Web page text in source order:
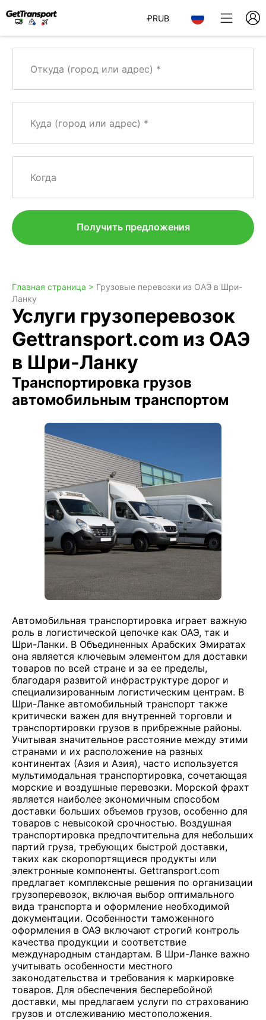
₽RUB
Откуда (город или адрес)
Куда (город или адрес)
Когда
Получить предложения
Главная страница > Грузовые перевозки из ОАЭ в Шри-
Ланку
Услуги грузоперевозок
Gettransport.com из ОАЭ
в Шри-Ланку
Транспортировка грузов
автомобильным транспортом
Автомобильная транспортировка играет важную
роль в логистической цепочке как ОАЭ, так и
Шри-Ланки. В Объединенных Арабских Эмиратах
она является ключевым элементом для доставки
товаров по всей стране и за ее пределы,
благодаря развитой инфраструктуре дорог и
специализированным логистическим центрам. В
Шри-Ланке автомобильный транспорт также
критически важен для внутренней торговли и
транспортировки грузов в прибрежные районы.
Учитывая значительное расстояние между этими
странами и их расположение на разных
континентах (Азия и Азия), часто используется
мультимодальная транспортировка, сочетающая
морские и воздушные перевозки. Морской фрахт
является наиболее экономичным способом
доставки больших объемов грузов, особенно для
товаров с невысокой срочностью. Воздушная
транспортировка предпочтительна для небольших
партий груза, требующих быстрой доставки,
таких как скоропортящиеся продукты или
электронные компоненты. Gettransport.com
предлагает комплексные решения по организации
грузоперевозок, включая выбор оптимального
вида транспорта и оформление необходимой
документации. Особенности таможенного
оформления в ОАЭ включают строгий контроль
качества продукции и соответствие
международным стандартам. В Шри-Ланке важно
учитывать особенности местного
законодательства и требования к маркировке
товаров. Для обеспечения бесперебойной
доставки, мы предлагаем услуги по страхованию
грузов и отслеживанию местоположения.